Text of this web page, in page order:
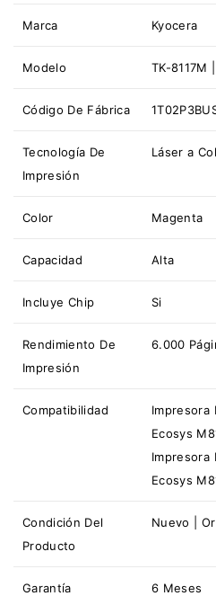
Marca Kyocera
Modelo TK-8117M
Código De Fábrica
Tecnología De
Impresión
Láser a
Color Magenta
Capacidad Alta
Incluye Chip Si
Rendimiento De
Impresión
6.000
Compatibilidad
Impresora
Ecosys
Impresora
Ecosys
Condición Del
Producto
Nuevo |
Garantía 6 Meses